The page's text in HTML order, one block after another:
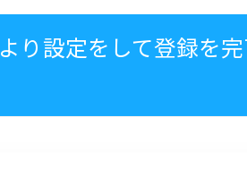
より設定をして登録を